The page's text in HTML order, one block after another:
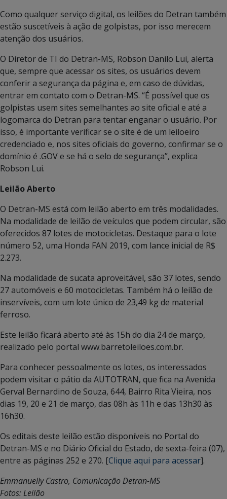
Como qualquer serviço digital, os leilões do Detran também
estão suscetíveis à ação de golpistas, por isso merecem
atenção dos usuários.
O Diretor de TI do Detran-MS, Robson Danilo Lui, alerta
que, sempre que acessar os sites, os usuários devem
conferir a segurança da página e, em caso de dúvidas,
entrar em contato com o Detran-MS. “É possível que os
golpistas usem sites semelhantes ao site oficial e até a
logomarca do Detran para tentar enganar o usuário. Por
isso, é importante verificar se o site é de um leiloeiro
credenciado e, nos sites oficiais do governo, confirmar se o
domínio é .GOV e se há o selo de segurança”, explica
Robson Lui.
Leilão Aberto
O Detran-MS está com leilão aberto em três modalidades.
Na modalidade de leilão de veículos que podem circular, são
oferecidos 87 lotes de motocicletas. Destaque para o lote
número 52, uma Honda FAN 2019, com lance inicial de R$
2.273.
Na modalidade de sucata aproveitável, são 37 lotes, sendo
27 automóveis e 60 motocicletas. Também há o leilão de
inservíveis, com um lote único de 23,49 kg de material
ferroso.
Este leilão ficará aberto até às 15h do dia 24 de março,
realizado pelo portal www.barretoleiloes.com.br.
Para conhecer pessoalmente os lotes, os interessados
podem visitar o pátio da AUTOTRAN, que fica na Avenida
Gerval Bernardino de Souza, 644, Bairro Rita Vieira, nos
dias 19, 20 e 21 de março, das 08h às 11h e das 13h30 às
16h30.
Os editais deste leilão estão disponíveis no Portal do
Detran-MS e no Diário Oficial do Estado, de sexta-feira (07),
entre as páginas 252 e 270. [Clique aqui para acessar].
Emmanuelly Castro, Comunicação Detran-MS
Fotos: Leilão